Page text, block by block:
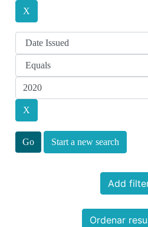
Start a new search
Add
Ordenar